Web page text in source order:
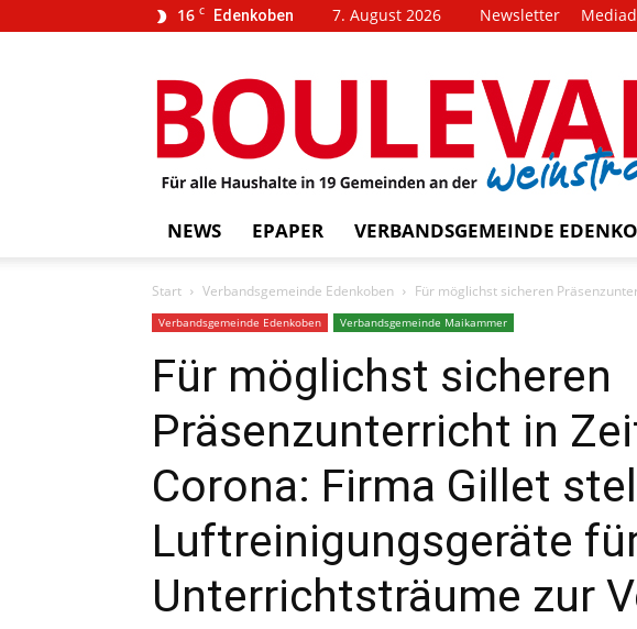
16 C Edenkoben 7. August 2026 Newsletter
BOULEVARD
weinstrasse!
NEWS EPAPER VERBANDSGEMEINDE
Start Verbandsgemeinde Edenkoben Für möglichst sicheren
Verbandsgemeinde Edenkoben Verbandsgemeinde Maikammer
Für möglichst sicheren
Präsenzunterricht in
Corona: Firma Gillet
Luftreinigungsgeräte
Unterrichtsträume zur